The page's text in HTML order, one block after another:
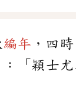
編年 ，四時
「穎士尤